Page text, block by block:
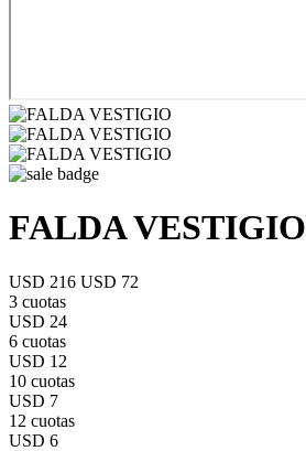
FALDA VESTIGIO
USD 216 USD 72
3 cuotas
USD 24
6 cuotas
USD 12
10 cuotas
USD 7
12 cuotas
USD 6